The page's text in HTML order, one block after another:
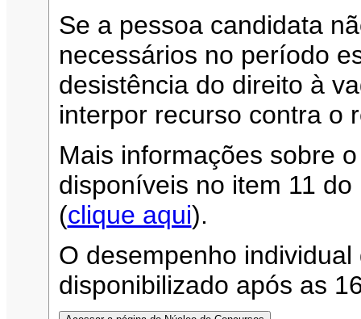
Se a pessoa candidata
necessários no período
desistência do direito à
interpor recurso contra o
Mais informações sobre
disponíveis no item 11
(clique aqui).
O desempenho
disponibilizado após as